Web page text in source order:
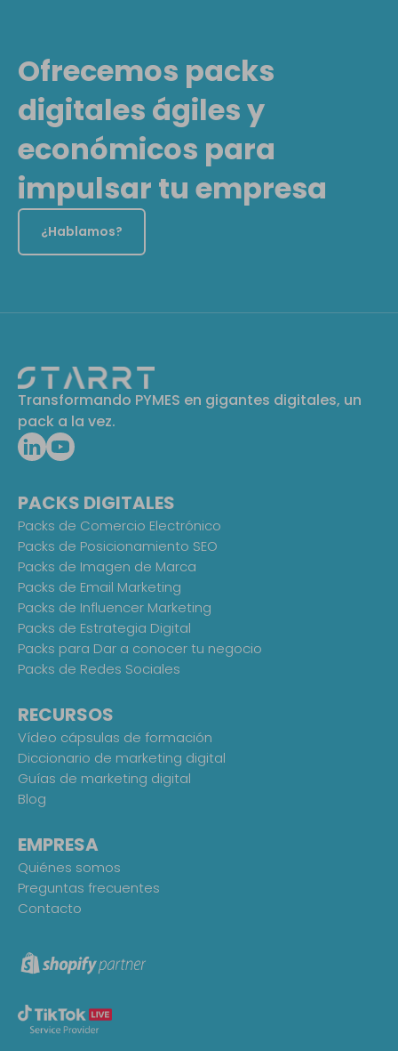
Ofrecemos packs
digitales ágiles y
económicos para
impulsar tu empresa
¿Hablamos?
Transformando PYMES en gigantes digitales, un
pack a la vez.
PACKS DIGITALES
Packs de Comercio Electrónico
Packs de Posicionamiento SEO
Packs de Imagen de Marca
Packs de Email Marketing
Packs de Influencer Marketing
Packs de Estrategia Digital
Packs para Dar a conocer tu negocio
Packs de Redes Sociales
RECURSOS
Vídeo cápsulas de formación
Diccionario de marketing digital
Guías de marketing digital
Blog
EMPRESA
Quiénes somos
Preguntas frecuentes
Contacto